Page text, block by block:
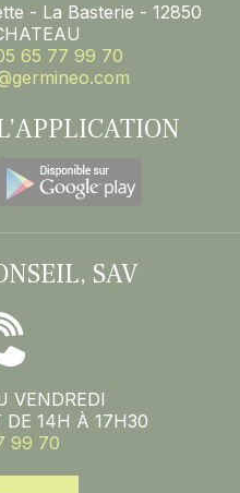
- La Basterie - 12850
65 77 99 70
SAV
VENDREDI
DE 14H À 17H30
99 70